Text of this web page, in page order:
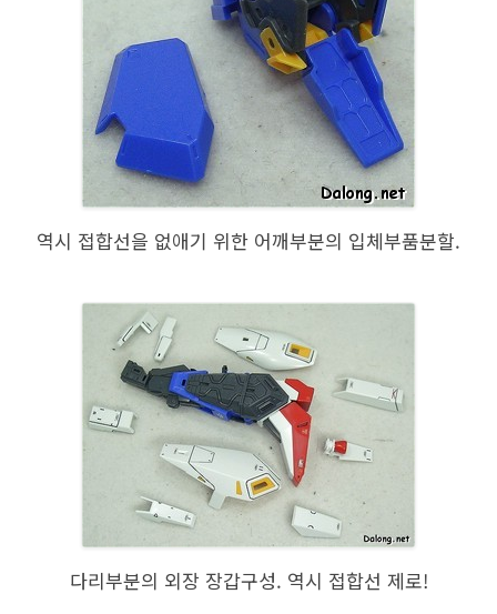
역시 접합선을 없애기 위한 어깨부분의 입체부품분할.
다리부분의 외장 장갑구성. 역시 접합선 제로!